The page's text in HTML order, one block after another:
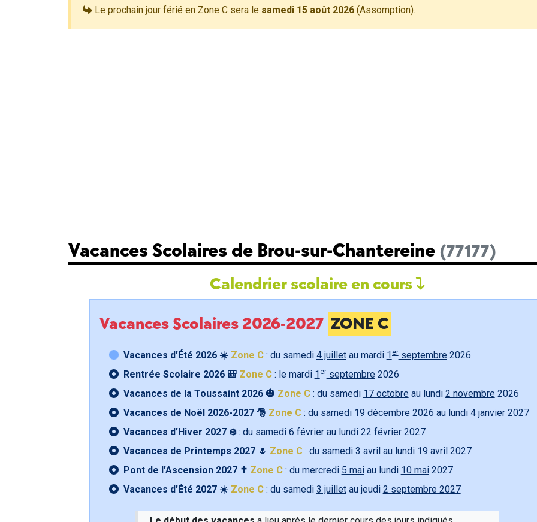
Le prochain jour férié en Zone C sera le samedi 15 août 2026 (Assomption).
Vacances Scolaires de Brou-sur-Chantereine (77177)
Calendrier scolaire en cours
Vacances Scolaires 2026-2027 ZONE C
Vacances d’Été 2026 ☀️ Zone C: du samedi 4 juilletau mardi 1 erseptembre 2026
Rentrée Scolaire 2026 🎒 Zone C: le mardi 1erseptembre 2026
Vacances de la Toussaint 2026 🎃 Zone C: du samedi 17 octobre au lundi 2 novembre 2026
Vacances de Noël 2026-2027 🎅 Zone C: du samedi 19 décembre 2026 au lundi 4 janvier2027
Vacances d’Hiver 2027 ❄️: du samedi 6 févrierau lundi 22 février2027
Vacances de Printemps 2027 🌷 Zone C: du samedi 3 avril au lundi 19 avril 2027
Pont de l’Ascension 2027 ✝️ Zone C: du mercredi 5 maiau lundi 10 mai2027
Vacances d’Été 2027 ☀️ Zone C: du samedi 3 juilletau jeudi 2 septembre 2027